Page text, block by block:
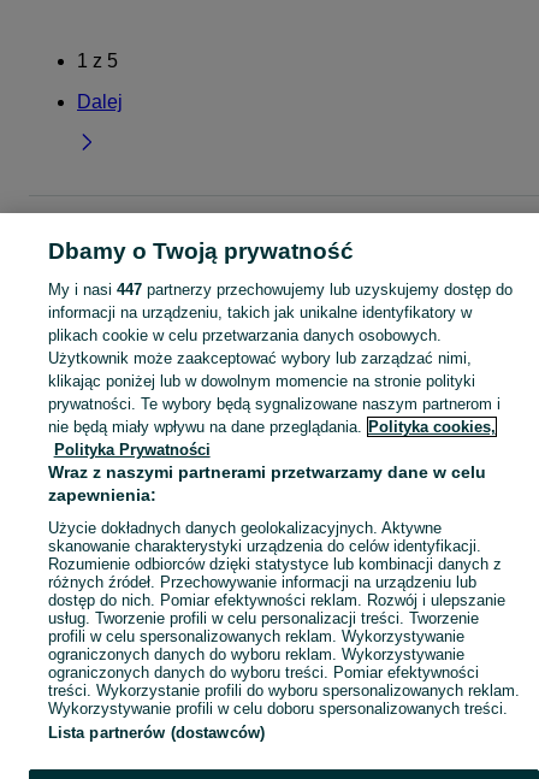
1 z 5
Dalej
- Śląskie
Zestawy narzędzi - Ruda Śląska
KATEGORIA
Zobacz
Mapa kategorii
Mapa miejscowości
Mapa ministron
Popularne wyszukiwania
Dbamy o Twoją prywatność
My i nasi 447partnerzy przechowujemy lub uzyskujemy dostęp do
informacji na urządzeniu, takich jak unikalne identyfikatory w
plikach cookie w celu przetwarzania danych osobowych.
Użytkownik może zaakceptować wybory lub zarządzać nimi,
klikając poniżej lub w dowolnym momencie na stronie polityki
prywatności. Te wybory będą sygnalizowane naszym partnerom i
nie będą miały wpływu na dane przeglądania. Polityka cookies,
Polityka Prywatności
Wraz z naszymi partnerami przetwarzamy dane w celu
zapewnienia:
Użycie dokładnych danych geolokalizacyjnych. Aktywne
skanowanie charakterystyki urządzenia do celów identyfikacji.
Rozumienie odbiorców dzięki statystyce lub kombinacji danych z
różnych źródeł. Przechowywanie informacji na urządzeniu lub
dostęp do nich. Pomiar efektywności reklam. Rozwój i ulepszanie
usług. Tworzenie profili w celu personalizacji treści. Tworzenie
profili w celu spersonalizowanych reklam. Wykorzystywanie
ograniczonych danych do wyboru reklam. Wykorzystywanie
ograniczonych danych do wyboru treści. Pomiar efektywności
treści. Wykorzystanie profili do wyboru spersonalizowanych reklam.
Wykorzystywanie profili w celu doboru spersonalizowanych treści.
Lista partnerów (dostawców)